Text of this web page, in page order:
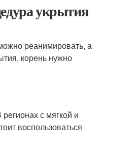
укрытия
реанимировать, а
корень нужно
с мягкой и
воспользоваться